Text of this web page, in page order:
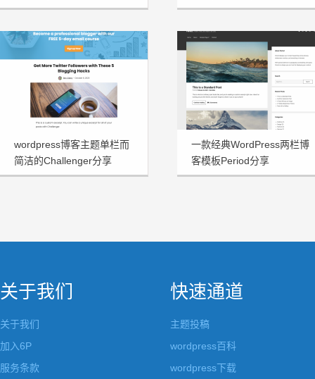
wordpress博客主题单栏而
简洁的Challenger分享
一款经典WordPress两栏博
客模板Period分享
关于我们
关于我们
加入6P
服务条款
快速通道
主题投稿
wordpress百科
wordpress下载